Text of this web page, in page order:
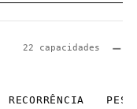
22 capacidades
RECORRÊNCIA PESO